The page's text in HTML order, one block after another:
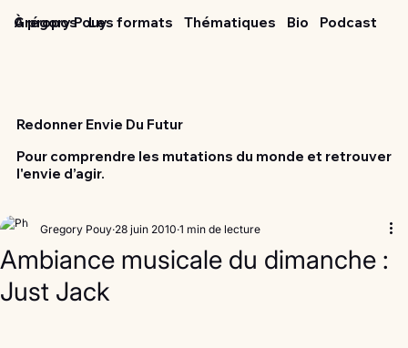
Grégory Pouy
À propos Les formats Thématiques Podcast
Bio
Redonner Envie Du Futur
Pour comprendre les mutations du monde et retrouver
l'envie d’agir.
Ambiance musicale du dimanche :
Just Jack
Gregory Pouy 28 juin 2010 1 min de lecture